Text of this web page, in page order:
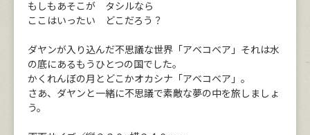
もしもあそこが タシルなら
ここはいったい どこだろう？
ダヤンが入り込んだ不思議な世界「アベコベア」それは水
の底にあるもうひとつの国でした。
かくれんぼの月とどこかオカシナ「アベコベア」。
さあ、ダヤンと一緒に不思議で素敵な夢の中を旅しましょ
う。